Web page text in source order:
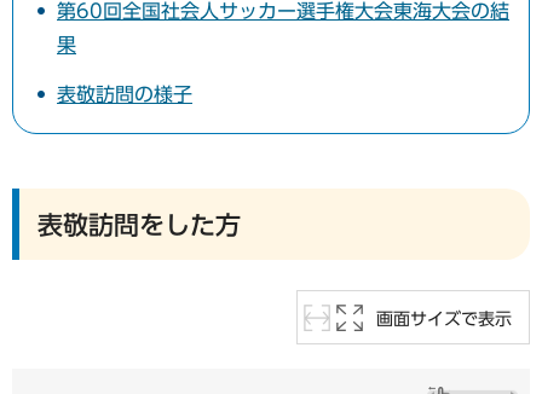
第60回全国社会人サッカー選手権大会東海大会の結
果
表敬訪問の様子
表敬訪問をした方
画面サイズで表示